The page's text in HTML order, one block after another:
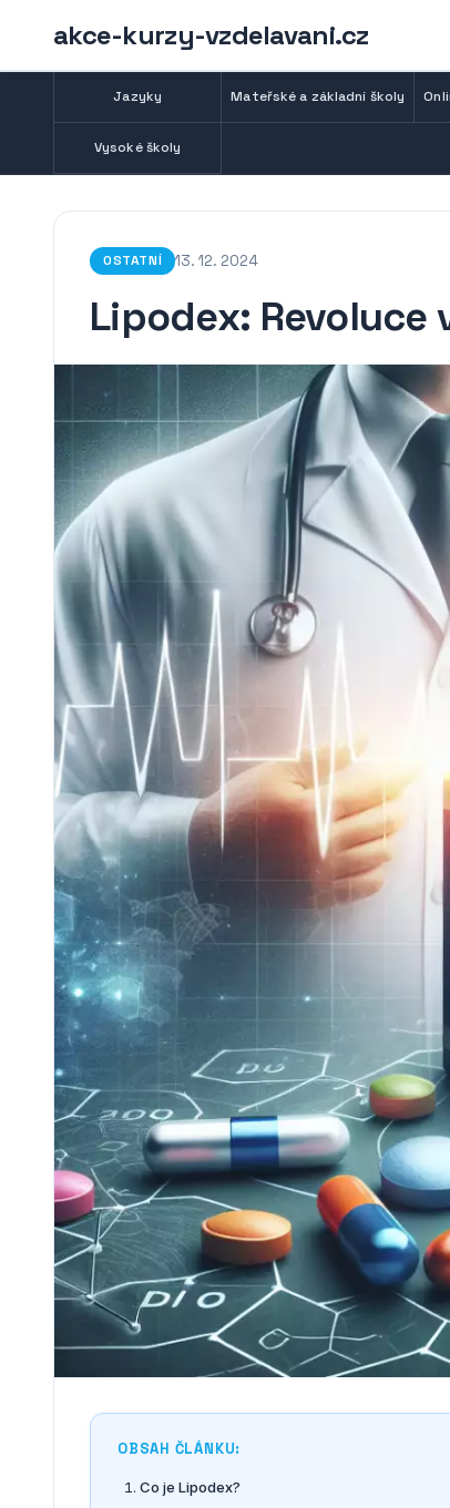
akce-kurzy-vzdelavani.cz
Jazyky Mateřské a základní školy
Vysoké školy
OSTATNÍ 13. 12. 2024
Lipodex:
OBSAH ČLÁNKU:
Co je Lipodex?